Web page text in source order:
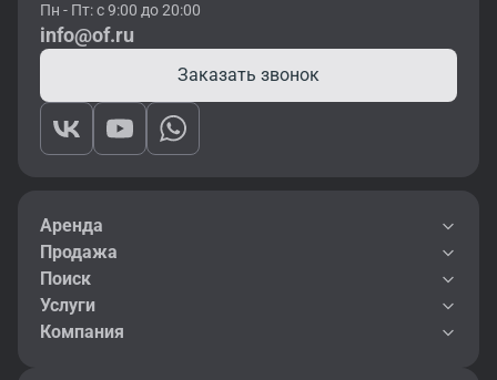
Пн - Пт: с 9:00 до 20:00
info@of.ru
Заказать звонок
Аренда
Продажа
Поиск
Услуги
Компания